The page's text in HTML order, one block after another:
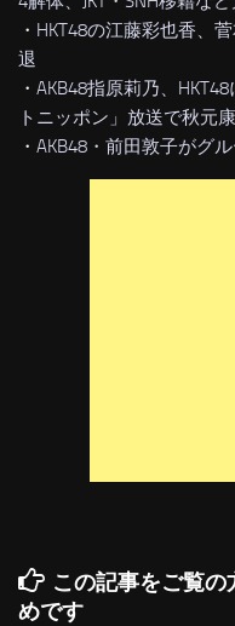
・ HKT48の江藤彩也香、
退
・ AKB48指原莉乃、
トニッポン」放送で秋元
・ AKB48・前田敦子がグ
この記事をご覧
めです